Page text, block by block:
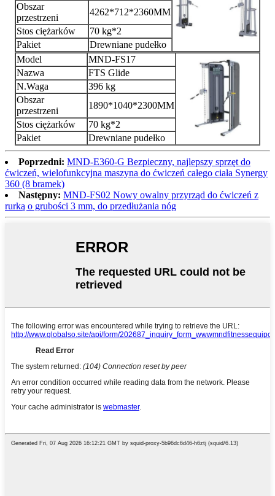
Obszar
przestrzeni
4262*712*2360MM
Stos ciężarków
70 kg*2
Pakiet
Drewniane pudełko
Model
MND-FS17
Nazwa
FTS Glide
N.Waga
396 kg
Obszar
przestrzeni
1890*1040*2300MM
Stos ciężarków
70 kg*2
Pakiet
Drewniane pudełko
Poprzedni: MND-E360-G Bezpieczny, najlepszy sprzęt do
ćwiczeń, wielofunkcyjna maszyna do ćwiczeń całego ciała Synergy
360 (8 bramek)
Następny: MND-FS02 Nowy owalny przyrząd do ćwiczeń z
rurką o grubości 3 mm, do przedłużania nóg